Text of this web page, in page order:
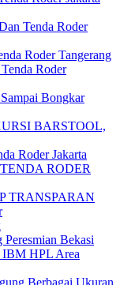
Tenda Roder
Roder Tangerang
Roder
Bongkar
BARSTOOL,
Roder Jakarta
RODER
TRANSPARAN
Bekasi
IBM HPL Area